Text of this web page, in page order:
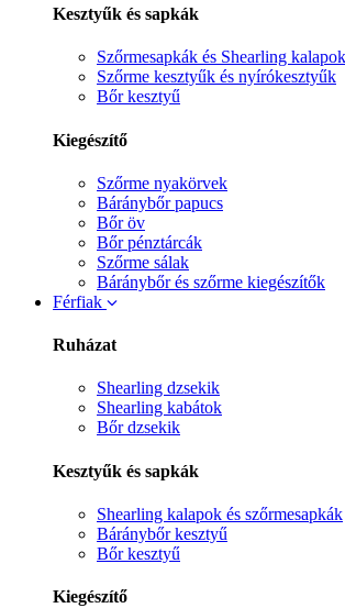
Kesztyűk és sapkák
Szőrmesapkák és Shearling kalapok
Szőrme kesztyűk és nyírókesztyűk
Bőr kesztyű
Kiegészítő
Szőrme nyakörvek
Báránybőr papucs
Bőr öv
Bőr pénztárcák
Szőrme sálak
Báránybőr és szőrme kiegészítők
Férfiak
Ruházat
Shearling dzsekik
Shearling kabátok
Bőr dzsekik
Kesztyűk és sapkák
Shearling kalapok és szőrmesapkák
Báránybőr kesztyű
Bőr kesztyű
Kiegészítő